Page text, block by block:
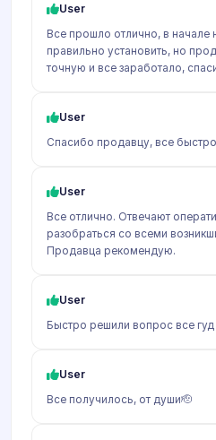
User
Все прошло отлично, в начале
правильно установить, но
точную и все заработало,
User
Спасибо продавцу, все
User
Все отлично. Отвечают
разобраться со всеми
Продавца рекомендую.
User
Быстро решили вопрос все гуд
User
Все получилось, от души🫡